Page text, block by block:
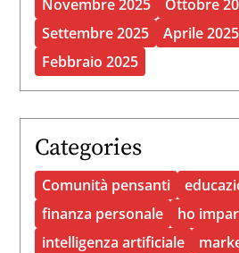
Novembre 2025
Ottobre
Settembre 2025
Aprile 2025
Febbraio 2025
Categories
Comunità pensanti
finanza personale
ho
intelligenza artificiale